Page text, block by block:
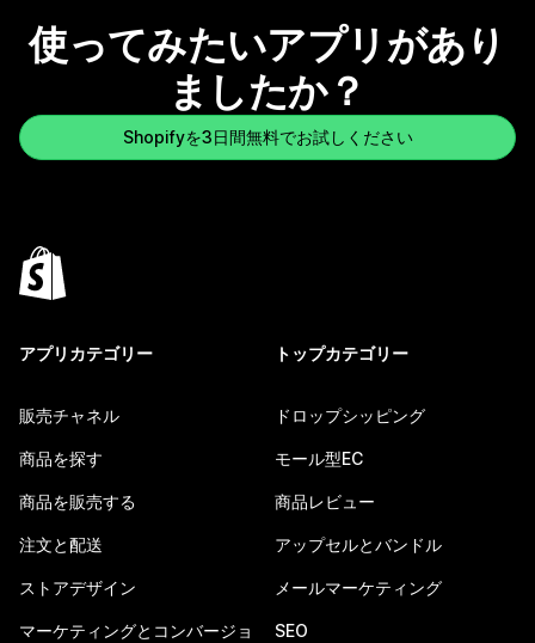
使ってみたいアプリがあり
ましたか？
Shopifyを3日間無料でお試しください
アプリカテゴリー
販売チャネル
商品を探す
商品を販売する
注文と配送
ストアデザイン
マーケティングとコンバージョ
トップカテゴリー
ドロップシッピング
モール型EC
商品レビュー
アップセルとバンドル
メールマーケティング
SEO